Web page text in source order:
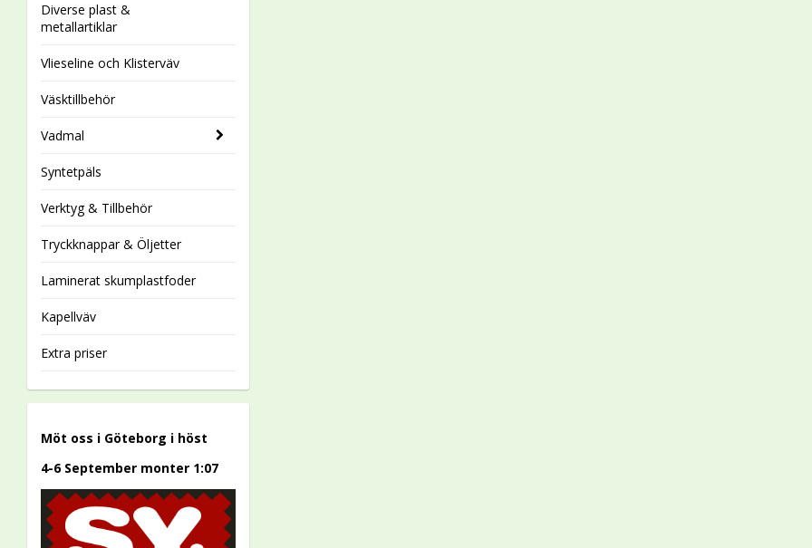
Diverse plast &
metallartiklar
Vlieseline och Klisterväv
Väsktillbehör
Vadmal
Syntetpäls
Verktyg & Tillbehör
Tryckknappar & Öljetter
Laminerat skumplastfoder
Kapellväv
Extra priser
Möt oss i Göteborg i höst
4-6 September monter 1:07